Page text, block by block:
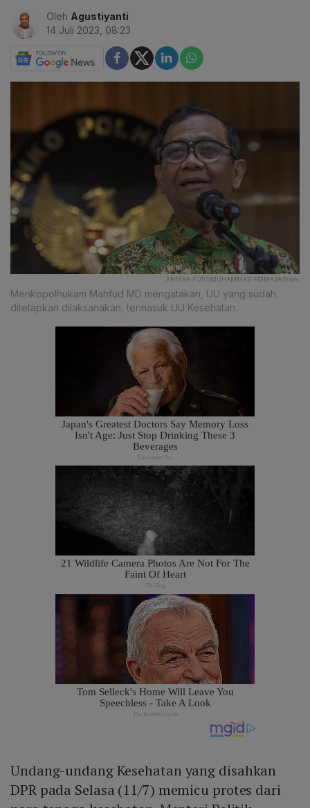
Oleh Agustiyanti
14 Juli 2023, 08:23
ANTARA FOTO/MUHAMMAD ADIMAJA/RWA.
Menkopolhukam Mahfud MD mengatakan, UU yang sudah
ditetapkan dilaksanakan, termasuk UU Kesehatan.
Undang-undang Kesehatan yang disahkan
DPR pada Selasa (11/7) memicu protes dari